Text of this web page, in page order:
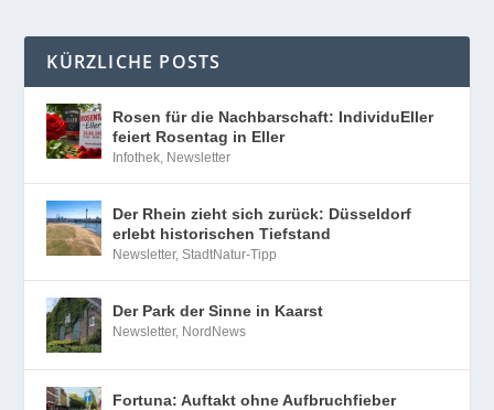
KÜRZLICHE POSTS
Rosen für die Nachbarschaft: IndividuEller
feiert Rosentag in Eller
Infothek Newsletter
Der Rhein zieht sich zurück: Düsseldorf
erlebt historischen Tiefstand
Newsletter,StadtNatur-Tipp
Der Park der Sinne in Kaarst
Newsletter, NordNews
Fortuna: Auftakt ohne Aufbruchfieber